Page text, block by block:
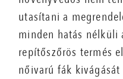
utasítani a
minden hatás nélküli
repítőszőrös termés
nőivarú fák